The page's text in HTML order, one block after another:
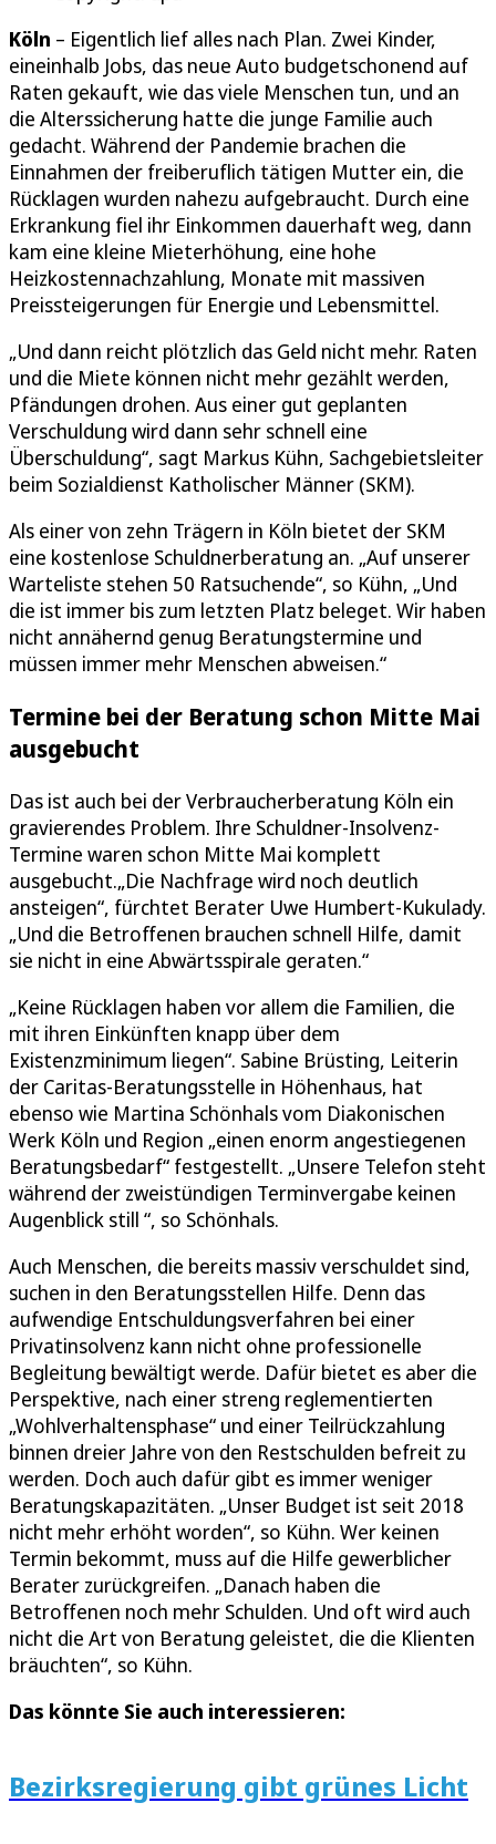
Köln – Eigentlich lief alles nach Plan. Zwei Kinder,
eineinhalb Jobs, das neue Auto budgetschonend auf
Raten gekauft, wie das viele Menschen tun, und an
die Alterssicherung hatte die junge Familie auch
gedacht. Während der Pandemie brachen die
Einnahmen der freiberuflich tätigen Mutter ein, die
Rücklagen wurden nahezu aufgebraucht. Durch eine
Erkrankung fiel ihr Einkommen dauerhaft weg, dann
kam eine kleine Mieterhöhung, eine hohe
Heizkostennachzahlung, Monate mit massiven
Preissteigerungen für Energie und Lebensmittel.
„Und dann reicht plötzlich das Geld nicht mehr. Raten
und die Miete können nicht mehr gezählt werden,
Pfändungen drohen. Aus einer gut geplanten
Verschuldung wird dann sehr schnell eine
Überschuldung“, sagt Markus Kühn, Sachgebietsleiter
beim Sozialdienst Katholischer Männer (SKM).
Als einer von zehn Trägern in Köln bietet der SKM
eine kostenlose Schuldnerberatung an. „Auf unserer
Warteliste stehen 50 Ratsuchende“, so Kühn, „Und
die ist immer bis zum letzten Platz beleget. Wir haben
nicht annähernd genug Beratungstermine und
müssen immer mehr Menschen abweisen.“
Termine bei der Beratung schon Mitte Mai
ausgebucht
Das ist auch bei der Verbraucherberatung Köln ein
gravierendes Problem. Ihre Schuldner-Insolvenz-
Termine waren schon Mitte Mai komplett
ausgebucht.„Die Nachfrage wird noch deutlich
ansteigen“, fürchtet Berater Uwe Humbert-Kukulady.
„Und die Betroffenen brauchen schnell Hilfe, damit
sie nicht in eine Abwärtsspirale geraten.“
„Keine Rücklagen haben vor allem die Familien, die
mit ihren Einkünften knapp über dem
Existenzminimum liegen“. Sabine Brüsting, Leiterin
der Caritas-Beratungsstelle in Höhenhaus, hat
ebenso wie Martina Schönhals vom Diakonischen
Werk Köln und Region „einen enorm angestiegenen
Beratungsbedarf“ festgestellt. „Unsere Telefon steht
während der zweistündigen Terminvergabe keinen
Augenblick still “, so Schönhals.
Auch Menschen, die bereits massiv verschuldet sind,
suchen in den Beratungsstellen Hilfe. Denn das
aufwendige Entschuldungsverfahren bei einer
Privatinsolvenz kann nicht ohne professionelle
Begleitung bewältigt werde. Dafür bietet es aber die
Perspektive, nach einer streng reglementierten
„Wohlverhaltensphase“ und einer Teilrückzahlung
binnen dreier Jahre von den Restschulden befreit zu
werden. Doch auch dafür gibt es immer weniger
Beratungskapazitäten. „Unser Budget ist seit 2018
nicht mehr erhöht worden“, so Kühn. Wer keinen
Termin bekommt, muss auf die Hilfe gewerblicher
Berater zurückgreifen. „Danach haben die
Betroffenen noch mehr Schulden. Und oft wird auch
nicht die Art von Beratung geleistet, die die Klienten
bräuchten“, so Kühn.
Das könnte Sie auch interessieren:
Bezirksregierung gibt grünes Licht